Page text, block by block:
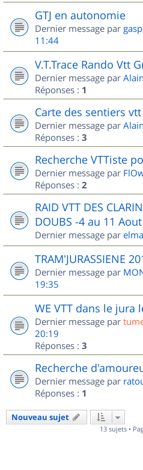
GTJ en autonomie
Dernier message par
11:44
V.T.Trace Rando Vtt
Dernier message par
Réponses : 1
Carte des sentiers
Dernier message par
Réponses : 3
Recherche VTTiste
Dernier message par
Réponses : 2
RAID VTT DES
DOUBS -4 au 11
Dernier message par
TRAM'JURASSIENE
Dernier message par
19:35
WE VTT dans le jura
Dernier message par
20:19
Réponses : 3
Recherche
Dernier message par
Réponses : 1
Nouveau sujet
13 sujets •